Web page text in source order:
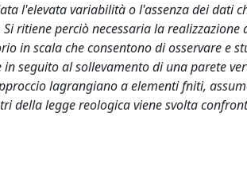
l'elevata variabilità o l'assenza dei dati
ritiene perciò necessaria la
in scala che consentono di osservare e
seguito al sollevamento di una parete
lagrangiano a elementi fniti,
della legge reologica viene svolta